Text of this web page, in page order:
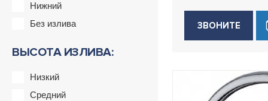
Нижний
Без излива
ВЫСОТА ИЗЛИВА:
Низкий
Средний
ЗВОНИТЕ